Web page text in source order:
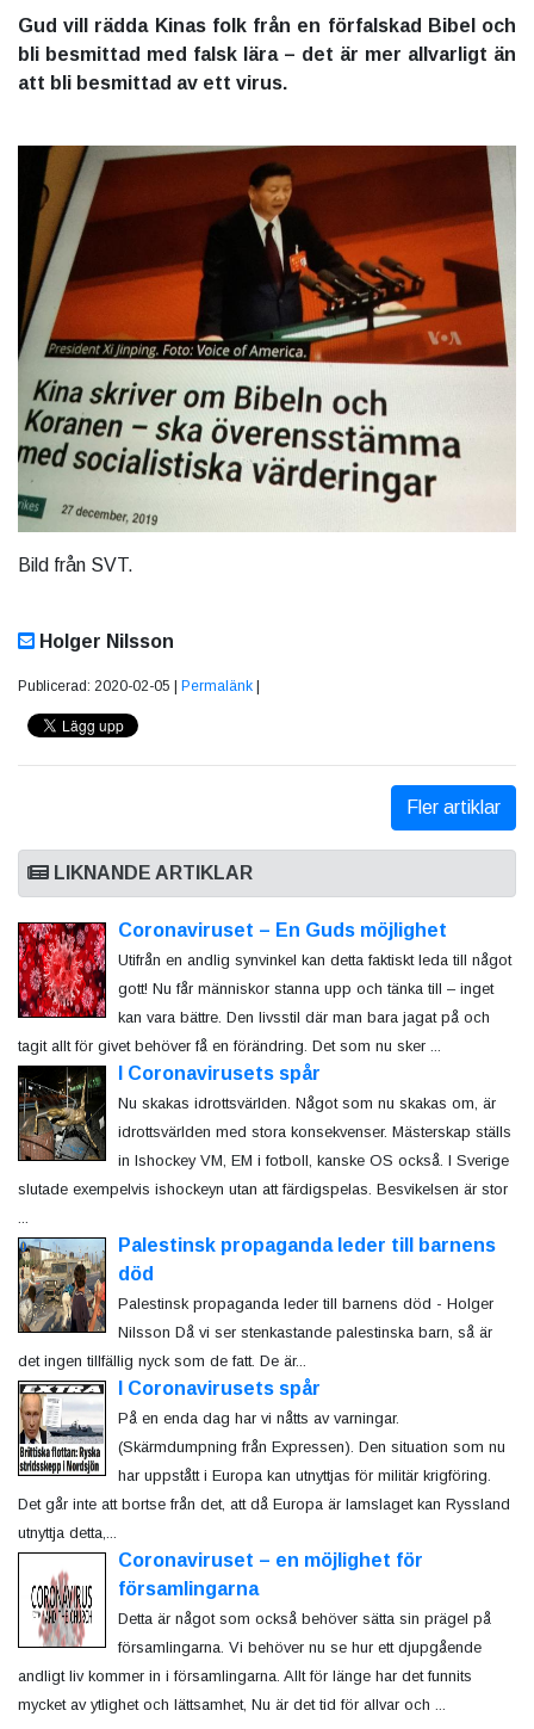
Gud vill rädda Kinas folk från en förfalskad Bibel och
bli besmittad med falsk lära – det är mer allvarligt än
att bli besmittad av ett virus.
Bild från SVT.
Holger Nilsson
Publicerad: 2020-02-05 | Permalänk
Fler artiklar
LIKNANDE ARTIKLAR
Coronaviruset – En Guds möjlighet
Utifrån en andlig synvinkel kan detta faktiskt leda till något
gott! Nu får människor stanna upp och tänka till – inget
kan vara bättre. Den livsstil där man bara jagat på och
tagit allt för givet behöver få en förändring. Det som nu sker ...
I Coronavirusets spår
Nu skakas idrottsvärlden. Något som nu skakas om, är
idrottsvärlden med stora konsekvenser. Mästerskap ställs
in Ishockey VM, EM i fotboll, kanske OS också. I Sverige
slutade exempelvis ishockeyn utan att färdigspelas. Besvikelsen är stor
...
Palestinsk propaganda leder till barnens
död
Palestinsk propaganda leder till barnens död - Holger
Nilsson Då vi ser stenkastande palestinska barn, så är
det ingen tillfällig nyck som de fatt. De är...
I Coronavirusets spår
På en enda dag har vi nåtts av varningar.
(Skärmdumpning från Expressen). Den situation som nu
har uppstått i Europa kan utnyttjas för militär krigföring.
Det går inte att bortse från det, att då Europa är lamslaget kan Ryssland
utnyttja detta,...
Coronaviruset – en möjlighet för
församlingarna
Detta är något som också behöver sätta sin prägel på
församlingarna. Vi behöver nu se hur ett djupgående
andligt liv kommer in i församlingarna. Allt för länge har det funnits
mycket av ytlighet och lättsamhet, Nu är det tid för allvar och ...